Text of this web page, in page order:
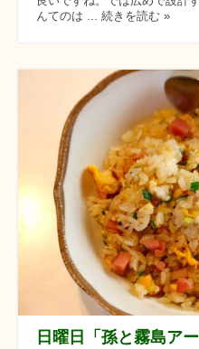
んてのは ... 続きを読む »